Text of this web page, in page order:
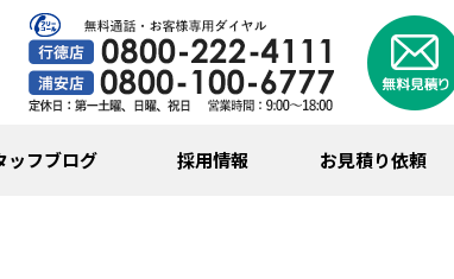
ッフブログ 採用情報 お見積り依頼